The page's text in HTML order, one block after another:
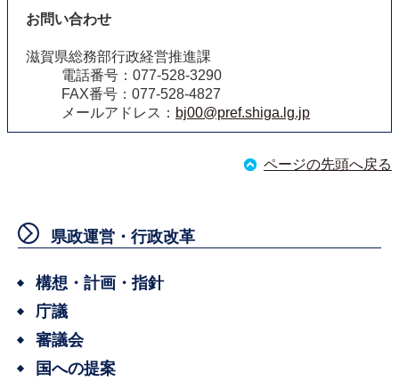
お問い合わせ
滋賀県総務部行政経営推進課
電話番号：077-528-3290
FAX番号：077-528-4827
メールアドレス： bj00@pref.shiga.lg.jp
ページの先頭へ戻る
県政運営・行政改革
構想・計画・指針
庁議
審議会
国への提案